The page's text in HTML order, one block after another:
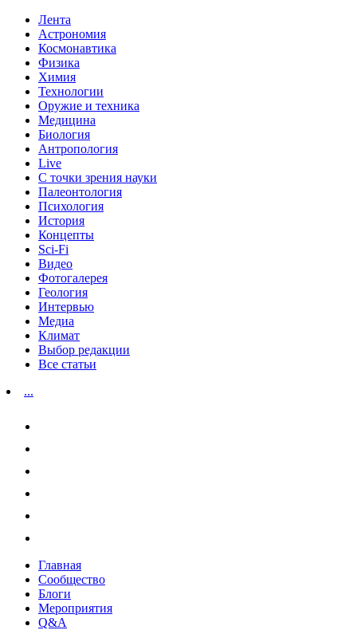
Лента
Астрономия
Космонавтика
Физика
Химия
Технологии
Оружие и техника
Медицина
Биология
Антропология
Live
С точки зрения науки
Палеонтология
Психология
История
Концепты
Sci-Fi
Видео
Фотогалерея
Геология
Интервью
Медиа
Климат
Выбор редакции
Все статьи
...
Главная
Сообщество
Блоги
Мероприятия
Q&A